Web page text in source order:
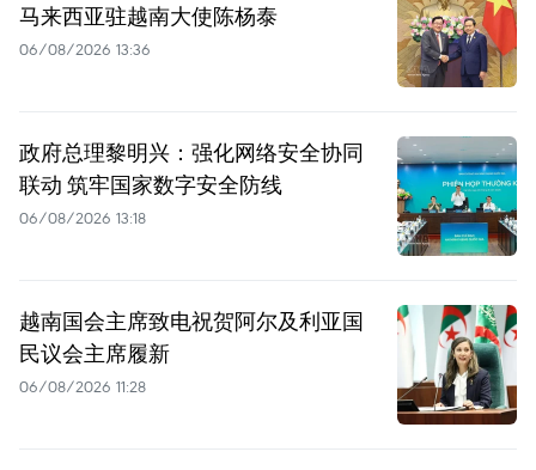
马来西亚驻越南大使陈杨泰
06/08/2026 13:36
政府总理黎明兴：强化网络安全协同
联动 筑牢国家数字安全防线
06/08/2026 13:18
越南国会主席致电祝贺阿尔及利亚国
民议会主席履新
06/08/2026 11:28